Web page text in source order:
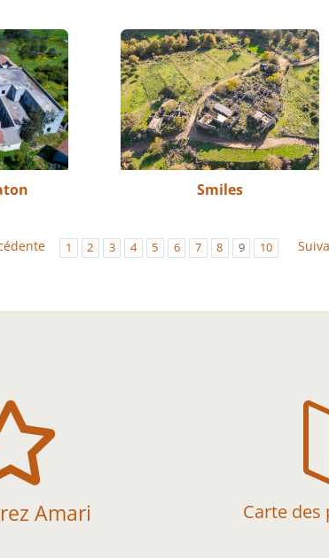
Smiles
1 2 3 4 5 6 7 8 9 10
Amari Carte des